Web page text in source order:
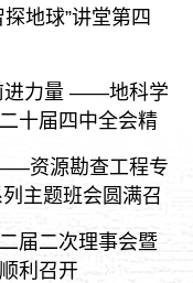
地球”讲堂第四
进力量 ——地科学
十届四中全会精
资源勘查工程专
主题班会圆满召
届二次理事会暨
利召开